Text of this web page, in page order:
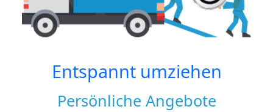
Entspannt umziehen
Persönliche Angebote